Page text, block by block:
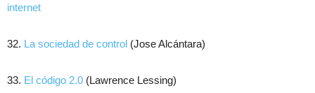
internet
32. La sociedad de control (Jose Alcántara)
33. El código 2.0 (Lawrence Lessing)